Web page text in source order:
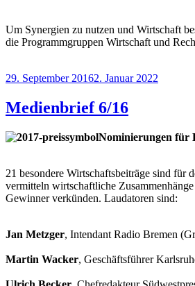
Um Synergien zu nutzen und Wirtschaft
die Programmgruppen Wirtschaft und
Veröffentlicht
29. September 20162. Januar 2022
Medienbrief 6/16
Nominierungen für
21 besondere Wirtschaftsbeiträge sind für
vermitteln wirtschaftliche
Gewinner verkünden. Laudatoren sind:
Jan Metzger, Intendant Radio Bremen
Martin Wacker, Geschäftsführer